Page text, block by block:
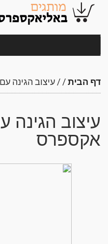
דף הבית/
/ עיצוב הגינה
עיצוב הגינה
אקספרס